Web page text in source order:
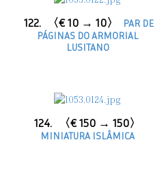
122. 〈€ 10 → 10〉
PAR DE
PÁGINAS DO ARMORIAL
LUSITANO
124. 〈€ 150 → 150〉
MINIATURA ISLÂMICA